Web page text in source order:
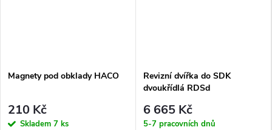
Magnety pod obklady HACO
210 Kč
Skladem 7 ks
Revizní dvířka do SDK
dvoukřídlá RDSd
6 665 Kč
5-7 pracovních dnů